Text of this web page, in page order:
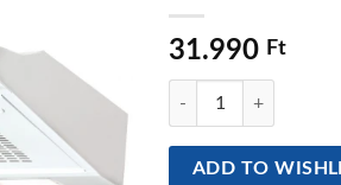
wishlist
31.990 Ft
CATA P-3060 WH/L
ADD TO